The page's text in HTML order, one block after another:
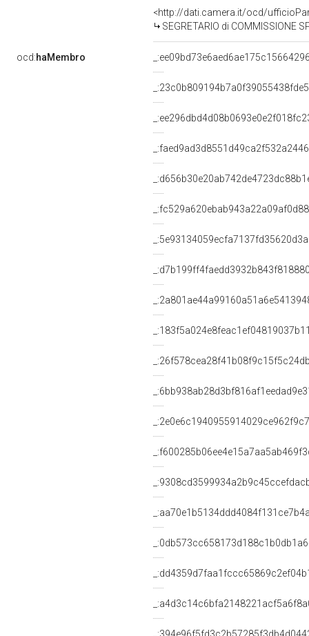
<http://dati.camera.it/ocd/
SEGRETARIO di COMMISSIONE SPECIALE PER
ocd:haMembro